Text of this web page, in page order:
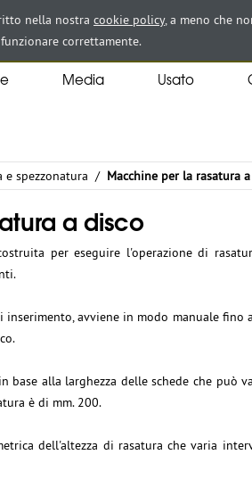
Media Usato
e spezzonatura / Macchine per la rasatura
a disco
per eseguire l'operazione di
avviene in modo manuale
base alla larghezza delle schede che può
è di mm. 200.
dell'altezza di rasatura che varia
nella nostra cookie policy, a meno che
correttamente.